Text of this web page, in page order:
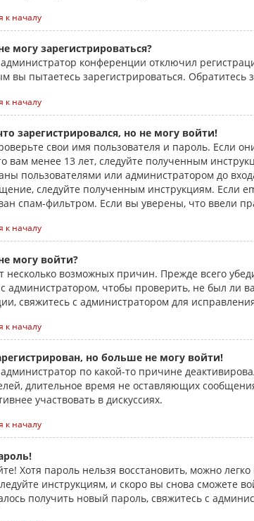
к началу
могу зарегистрироваться?
конференции отключил
вы пытаетесь зарегистрироваться.
к началу
зарегистрировался, но не могу войти!
свои имя пользователя и пароль. Если
вам менее 13 лет, следуйте полученным
пользователями или администратором до
следуйте полученным инструкциям. Если
спам-фильтром. Если вы уверены, что ввели
к началу
могу войти?
несколько возможных причин. Прежде всего
администратором, чтобы проверить, не был ли
свяжитесь с администратором для
к началу
но больше не могу войти!
по какой-то причине
длительное время не оставляющих
участвовать в дискуссиях.
к началу
Хотя пароль нельзя восстановить, можно
инструкциям, и скоро вы снова сможете
получить новый пароль, свяжитесь с